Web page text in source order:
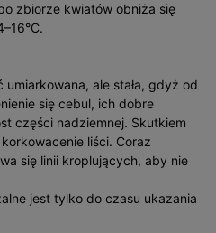
zbiorze kwiatów obniża się
umiarkowana, ale stała, gdyż od
się cebul, ich dobre
części nadziemnej. Skutkiem
liś­ci. Coraz
się linii kroplujących, aby nie
jest tylko do czasu ukazania